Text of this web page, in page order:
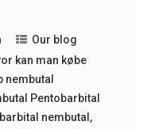
Our blog
kan man købe
nembutal
Pentobarbital
nembutal ,